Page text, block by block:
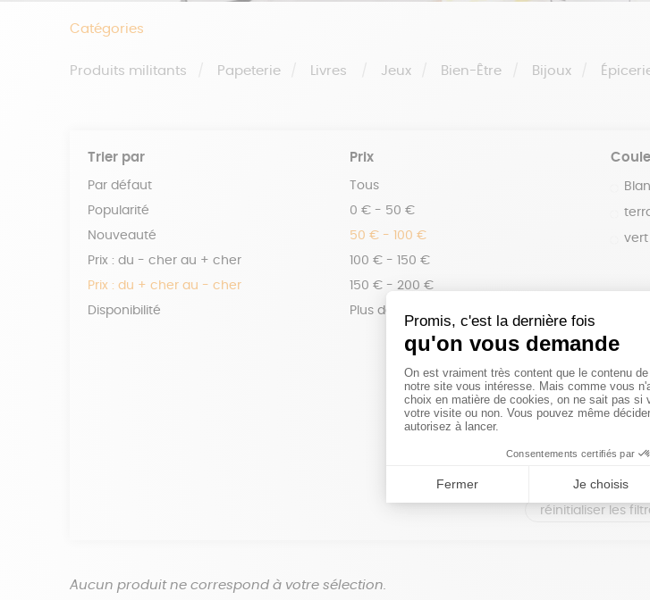
Catégories
Produits militants Papeterie Livres Jeux Bien-Être Bijoux
Trier par
Par défaut
Popularité
Nouveauté
Prix : du - cher au + cher
Prix : du + cher au - cher
Disponibilité
Prix
Tous
0 € - 50 €
50 € - 100 €
100 € - 150 €
150 € - 200 €
Plus de 200€
réinitialiser les
Aucun produit ne correspond à votre sélection.